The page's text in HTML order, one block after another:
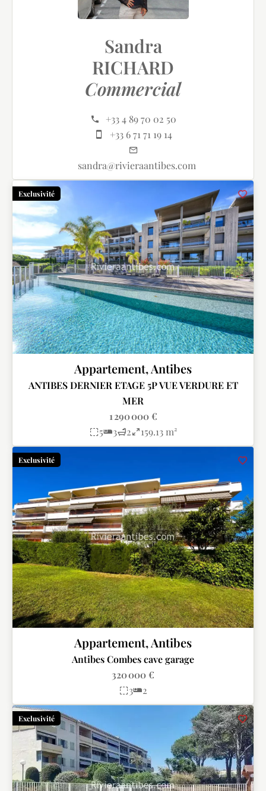
Sandra
RICHARD
Commercial
+33 4 89 70 02 50
+33 6 71 71 19 14
sandra@rivieraantibes.com
Exclusivité
Appartement, Antibes
ANTIBES DERNIER ETAGE 5P VUE VERDURE ET
MER
1 290 000 €
5
3 2 159.13 m²
Exclusivité
Appartement, Antibes
Antibes Combes cave garage
320 000 €
3
2
Exclusivité